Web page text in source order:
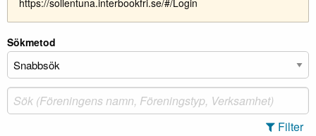
https://sollentuna.interbookfri.se/#/Login
Sökmetod
Filter